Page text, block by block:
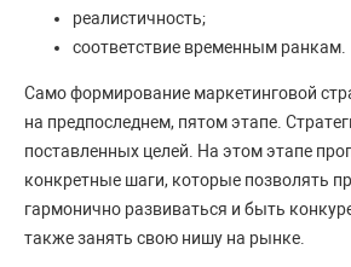
реалистичность;
соответствие временным ранкам.
Само формирование маркетинговой
на предпоследнем, пятом этапе.
поставленных целей. На этом этапе
конкретные шаги, которые позволять
гармонично развиваться и быть
также занять свою нишу на рынке.